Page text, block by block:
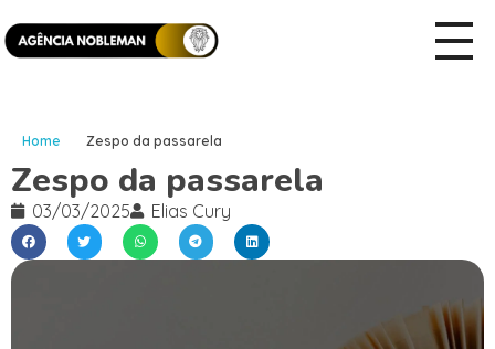
Home Zespo da passarela
Zespo da passarela
03/03/2025 Elias Cury